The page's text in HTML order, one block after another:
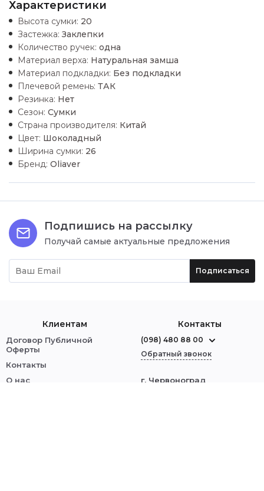
Характеристики
Высота сумки: 20
Застежка: Заклепки
Количество ручек: одна
Материал верха: Натуральная замша
Материал подкладки: Без подкладки
Плечевой ремень: ТАК
Резинка: Нет
Сезон: Сумки
Страна производителя: Китай
Цвет: Шоколадный
Ширина сумки: 26
Бренд: Oliaver
Подпишись на рассылку
Получай самые актуальные предложения
Подписаться
Клиентам
Договор Публичной
Оферты
Контакты
О нас
Контакты
(098) 480 88 00
Обратный звонок
г. Червоноград